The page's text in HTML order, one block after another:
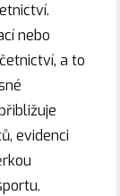
nebo
a to
evidenci